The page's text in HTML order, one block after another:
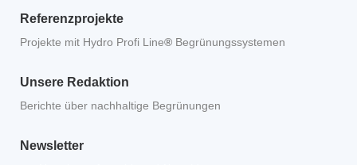
Referenzprojekte
Projekte mit Hydro Profi Line® Begrünungssystemen
Unsere Redaktion
Berichte über nachhaltige Begrünungen
Newsletter